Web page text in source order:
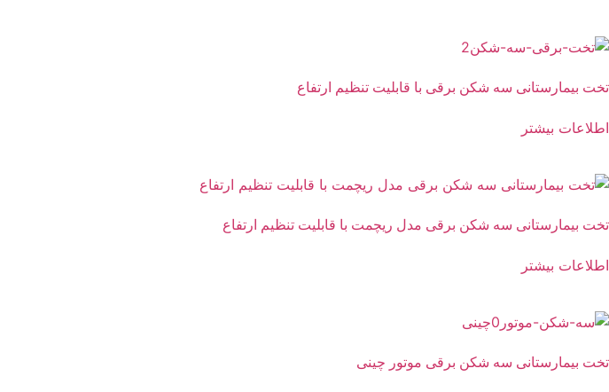
تخت بیمارستانی سه شکن برقی با قابلیت تنظیم ارتفاع
اطلاعات بیشتر
تخت بیمارستانی سه شکن برقی مدل ریچمت با قابلیت تنظیم ارتفاع
اطلاعات بیشتر
تخت بیمارستانی سه شکن برقی موتور چینی